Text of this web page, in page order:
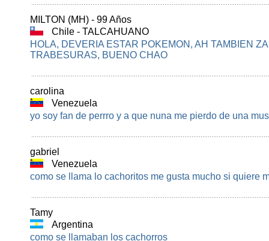
MILTON (MH) - 99 Años
Chile - TALCAHUANO
HOLA, DEVERIA ESTAR POKEMON, AH TAMBIEN
TRABESURAS, BUENO CHAO
carolina
Venezuela
yo soy fan de perrro y a que nuna me pierdo de una
gabriel
Venezuela
como se llama lo cachoritos me gusta mucho si quiere
Tamy
Argentina
como se llamaban los cachorros